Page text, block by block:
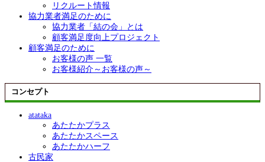
リクルート情報
協力業者満足のために
協力業者「結の会」とは
顧客満足度向上プロジェクト
顧客満足のために
お客様の声 一覧
お客様紹介～お客様の声～
コンセプト
atataka
あたたかプラス
あたたかスペース
あたたかハーフ
古民家